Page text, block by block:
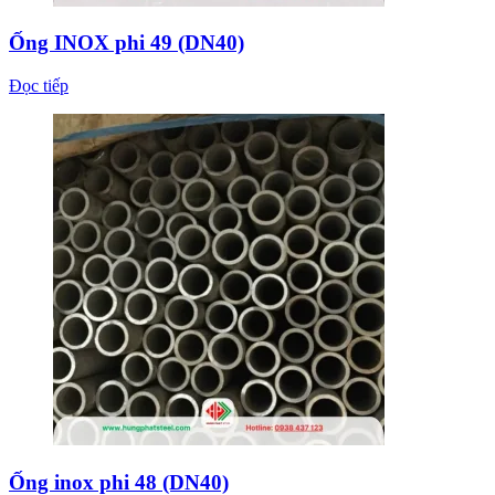
Ống INOX phi 49 (DN40)
Đọc tiếp
Ống inox phi 48 (DN40)